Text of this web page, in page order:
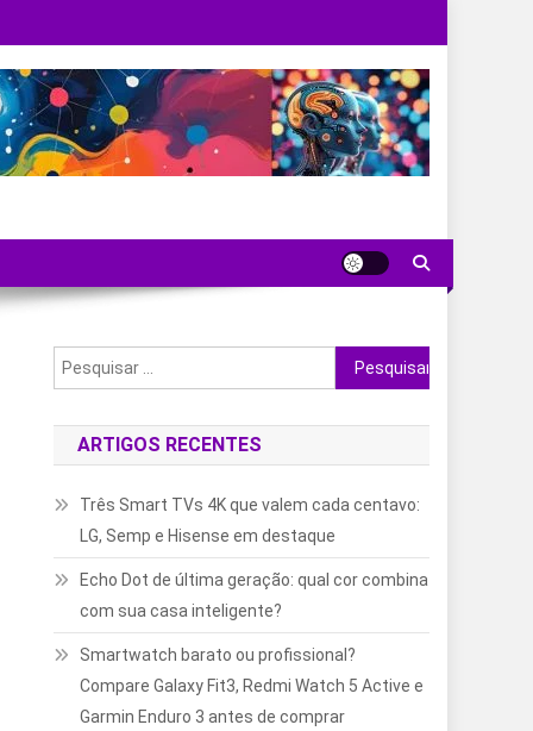
Pesquisar
por:
ARTIGOS RECENTES
Três Smart TVs 4K que valem cada centavo:
LG, Semp e Hisense em destaque
Echo Dot de última geração: qual cor combina
com sua casa inteligente?
Smartwatch barato ou profissional?
Compare Galaxy Fit3, Redmi Watch 5 Active e
Garmin Enduro 3 antes de comprar